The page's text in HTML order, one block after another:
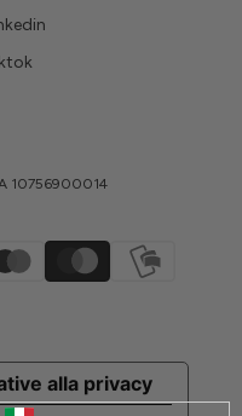
10756900014
alla privacy